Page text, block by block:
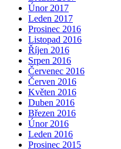
Únor 2017
Leden 2017
Prosinec 2016
Listopad 2016
Říjen 2016
Srpen 2016
Červenec 2016
Červen 2016
Květen 2016
Duben 2016
Březen 2016
Únor 2016
Leden 2016
Prosinec 2015